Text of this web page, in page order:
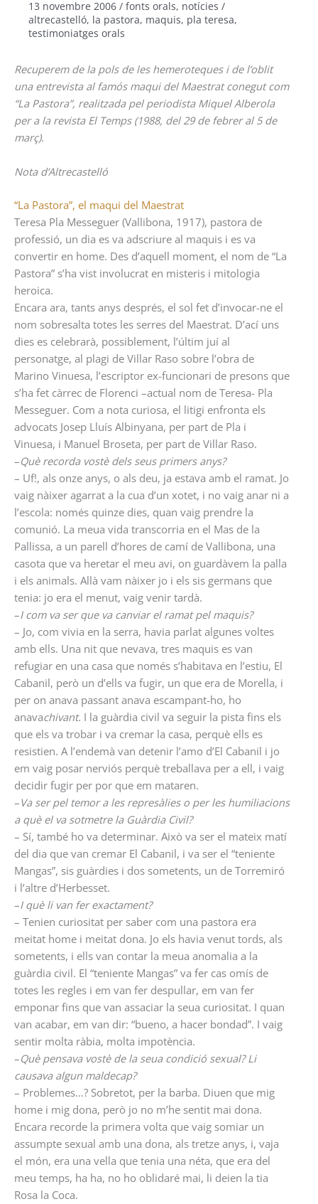
13 novembre 2006 / fonts orals, notícies /
altrecastelló, la pastora, maquis, pla teresa,
testimoniatges orals
Recuperem de la pols de les hemeroteques i de l’oblit
una entrevista al famós maqui del Maestrat conegut com
“La Pastora”, realitzada pel periodista Miquel Alberola
per a la revista El Temps (1988, del 29 de febrer al 5 de
març).
Nota d’Altrecastelló
“La Pastora”, el maqui del Maestrat
Teresa Pla Messeguer (Vallibona, 1917), pastora de
professió, un dia es va adscriure al maquis i es va
convertir en home. Des d’aquell moment, el nom de “La
Pastora” s’ha vist involucrat en misteris i mitologia
heroica.
Encara ara, tants anys després, el sol fet d’invocar-ne el
nom sobresalta totes les serres del Maestrat. D’ací uns
dies es celebrarà, possiblement, l’últim juí al
personatge, al plagi de Villar Raso sobre l’obra de
Marino Vinuesa, l’escriptor ex-funcionari de presons que
s’ha fet càrrec de Florenci –actual nom de Teresa- Pla
Messeguer. Com a nota curiosa, el litigi enfronta els
advocats Josep Lluís Albinyana, per part de Pla i
Vinuesa, i Manuel Broseta, per part de Villar Raso.
–Què recorda vostè dels seus primers anys?
– Uf!, als onze anys, o als deu, ja estava amb el ramat. Jo
vaig nàixer agarrat a la cua d’un xotet, i no vaig anar ni a
l’escola: només quinze dies, quan vaig prendre la
comunió. La meua vida transcorria en el Mas de la
Pallissa, a un parell d’hores de camí de Vallibona, una
casota que va heretar el meu avi, on guardàvem la palla
i els animals. Allà vam nàixer jo i els sis germans que
tenia: jo era el menut, vaig venir tardà.
–I com va ser que va canviar el ramat pel maquis?
– Jo, com vivia en la serra, havia parlat algunes voltes
amb ells. Una nit que nevava, tres maquis es van
refugiar en una casa que només s’habitava en l’estiu, El
Cabanil, però un d’ells va fugir, un que era de Morella, i
per on anava passant anava escampant-ho, ho
anavachivant. I la guàrdia civil va seguir la pista fins els
que els va trobar i va cremar la casa, perquè ells es
resistien. A l’endemà van detenir l’amo d’El Cabanil i jo
em vaig posar nerviós perquè treballava per a ell, i vaig
decidir fugir per por que em mataren.
–Va ser pel temor a les represàlies o per les humiliacions
a què el va sotmetre la Guàrdia Civil?
– Sí, també ho va determinar. Això va ser el mateix matí
del dia que van cremar El Cabanil, i va ser el “teniente
Mangas”, sis guàrdies i dos sometents, un de Torremiró
i l’altre d’Herbesset.
–I què li van fer exactament?
– Tenien curiositat per saber com una pastora era
meitat home i meitat dona. Jo els havia venut tords, als
sometents, i ells van contar la meua anomalia a la
guàrdia civil. El “teniente Mangas” va fer cas omís de
totes les regles i em van fer despullar, em van fer
emponar fins que van assaciar la seua curiositat. I quan
van acabar, em van dir: “bueno, a hacer bondad”. I vaig
sentir molta ràbia, molta impotència.
–Què pensava vostè de la seua condició sexual? Li
causava algun maldecap?
– Problemes…? Sobretot, per la barba. Diuen que mig
home i mig dona, però jo no m’he sentit mai dona.
Encara recorde la primera volta que vaig somiar un
assumpte sexual amb una dona, als tretze anys, i, vaja
el món, era una vella que tenia una néta, que era del
meu temps, ha ha, no ho oblidaré mai, li deien la tia
Rosa la Coca.